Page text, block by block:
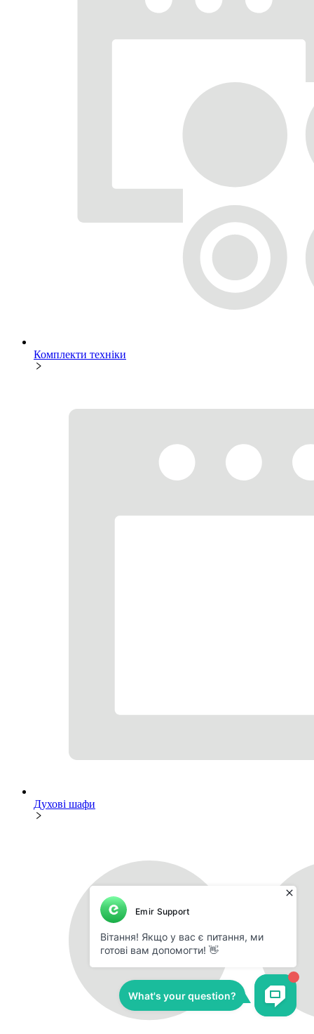
Комплекти техніки
Духові шафи